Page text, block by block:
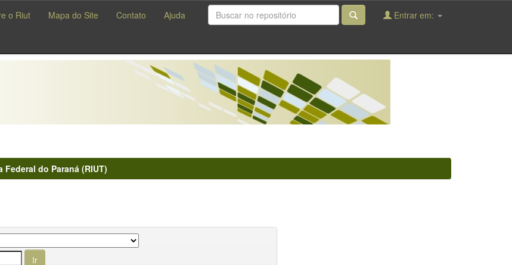
o Riut Mapa do Site Contato Ajuda Entrar em:
do Paraná (RIUT)